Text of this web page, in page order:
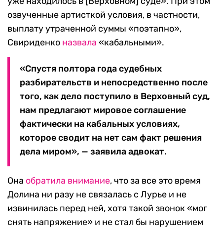
озвученные артисткой условия, в частности,
выплату утраченной суммы «поэтапно»,
Свириденко назвала «кабальными».
«Спустя полтора года судебных
разбирательств и непосредственно после
того, как дело поступило в Верховный суд,
нам предлагают мировое соглашение
фактически на кабальных условиях,
которое сводит на нет сам факт решения
дела миром», — заявила адвокат.
Она обратила внимание, что за все это время
Долина ни разу не связалась с Лурье и не
извинилась перед ней, хотя такой звонок «мог
снять напряжение» и не стал бы нарушением